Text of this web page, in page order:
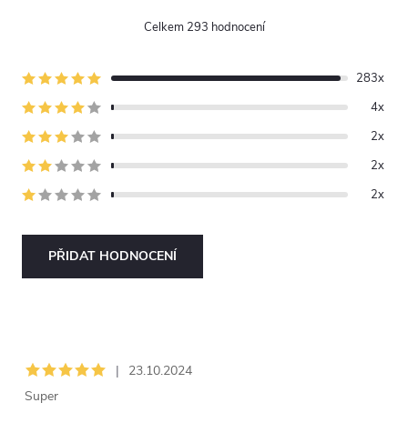
293 hodnocení
283x
4x
2x
2x
2x
PŘIDAT HODNOCENÍ
ý
p
|
23.10.2024
Super